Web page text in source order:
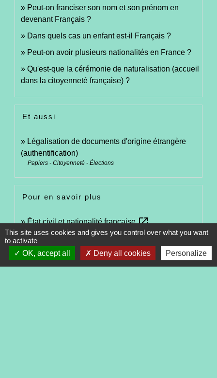
Peut-on franciser son nom et son prénom en
devenant Français ?
Dans quels cas un enfant est-il Français ?
Peut-on avoir plusieurs nationalités en France ?
Qu'est-que la cérémonie de naturalisation (accueil
dans la citoyenneté française) ?
Et aussi
Légalisation de documents d'origine étrangère
(authentification)
Papiers - Citoyenneté - Élections
Pour en savoir plus
État civil et nationalité françaiseopen_in_new
Ministère chargé de l'Europe et des affaires étrangères
Signaler une erreur sur cette page
This site uses cookies and gives you control over what you want
to activate
OK, accept all
Deny all cookies Personalize